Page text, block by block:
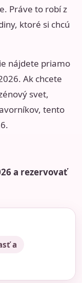
Práve to robí z
ktoré si chcú
nájdete priamo
. Ak chcete
svet,
tento
a rezervovať
a